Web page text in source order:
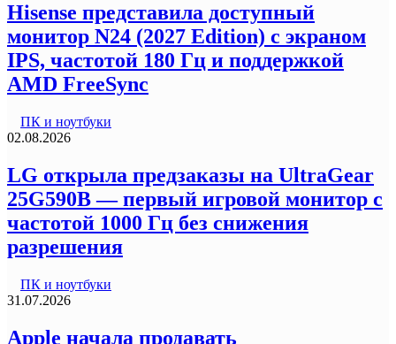
Hisense представила доступный
монитор N24 (2027 Edition) с экраном
IPS, частотой 180 Гц и поддержкой
AMD FreeSync
ПК и ноутбуки
02.08.2026
LG открыла предзаказы на UltraGear
25G590B — первый игровой монитор с
частотой 1000 Гц без снижения
разрешения
ПК и ноутбуки
31.07.2026
Apple начала продавать